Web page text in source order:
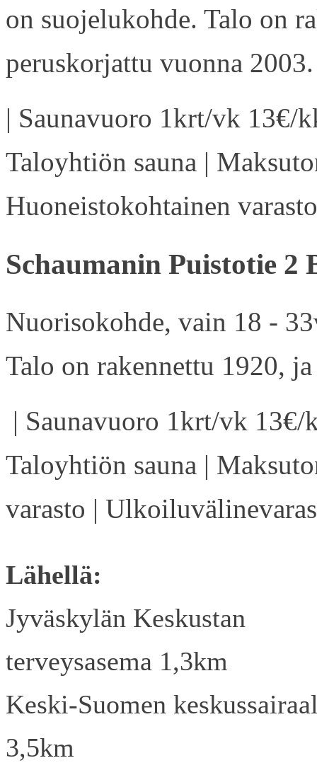
on suojelukohde. Talo on
peruskorjattu vuonna 2003.
| Saunavuoro 1krt/vk 13€/
Taloyhtiön sauna |
Huoneistokohtainen
Schaumanin Puistotie 2
Nuorisokohde, vain 18 -
Talo on rakennettu 1920,
| Saunavuoro 1krt/vk
Taloyhtiön sauna |
varasto |
Lähellä:
Jyväskylän Keskustan
terveysasema 1,3km
Keski-Suomen
3,5km